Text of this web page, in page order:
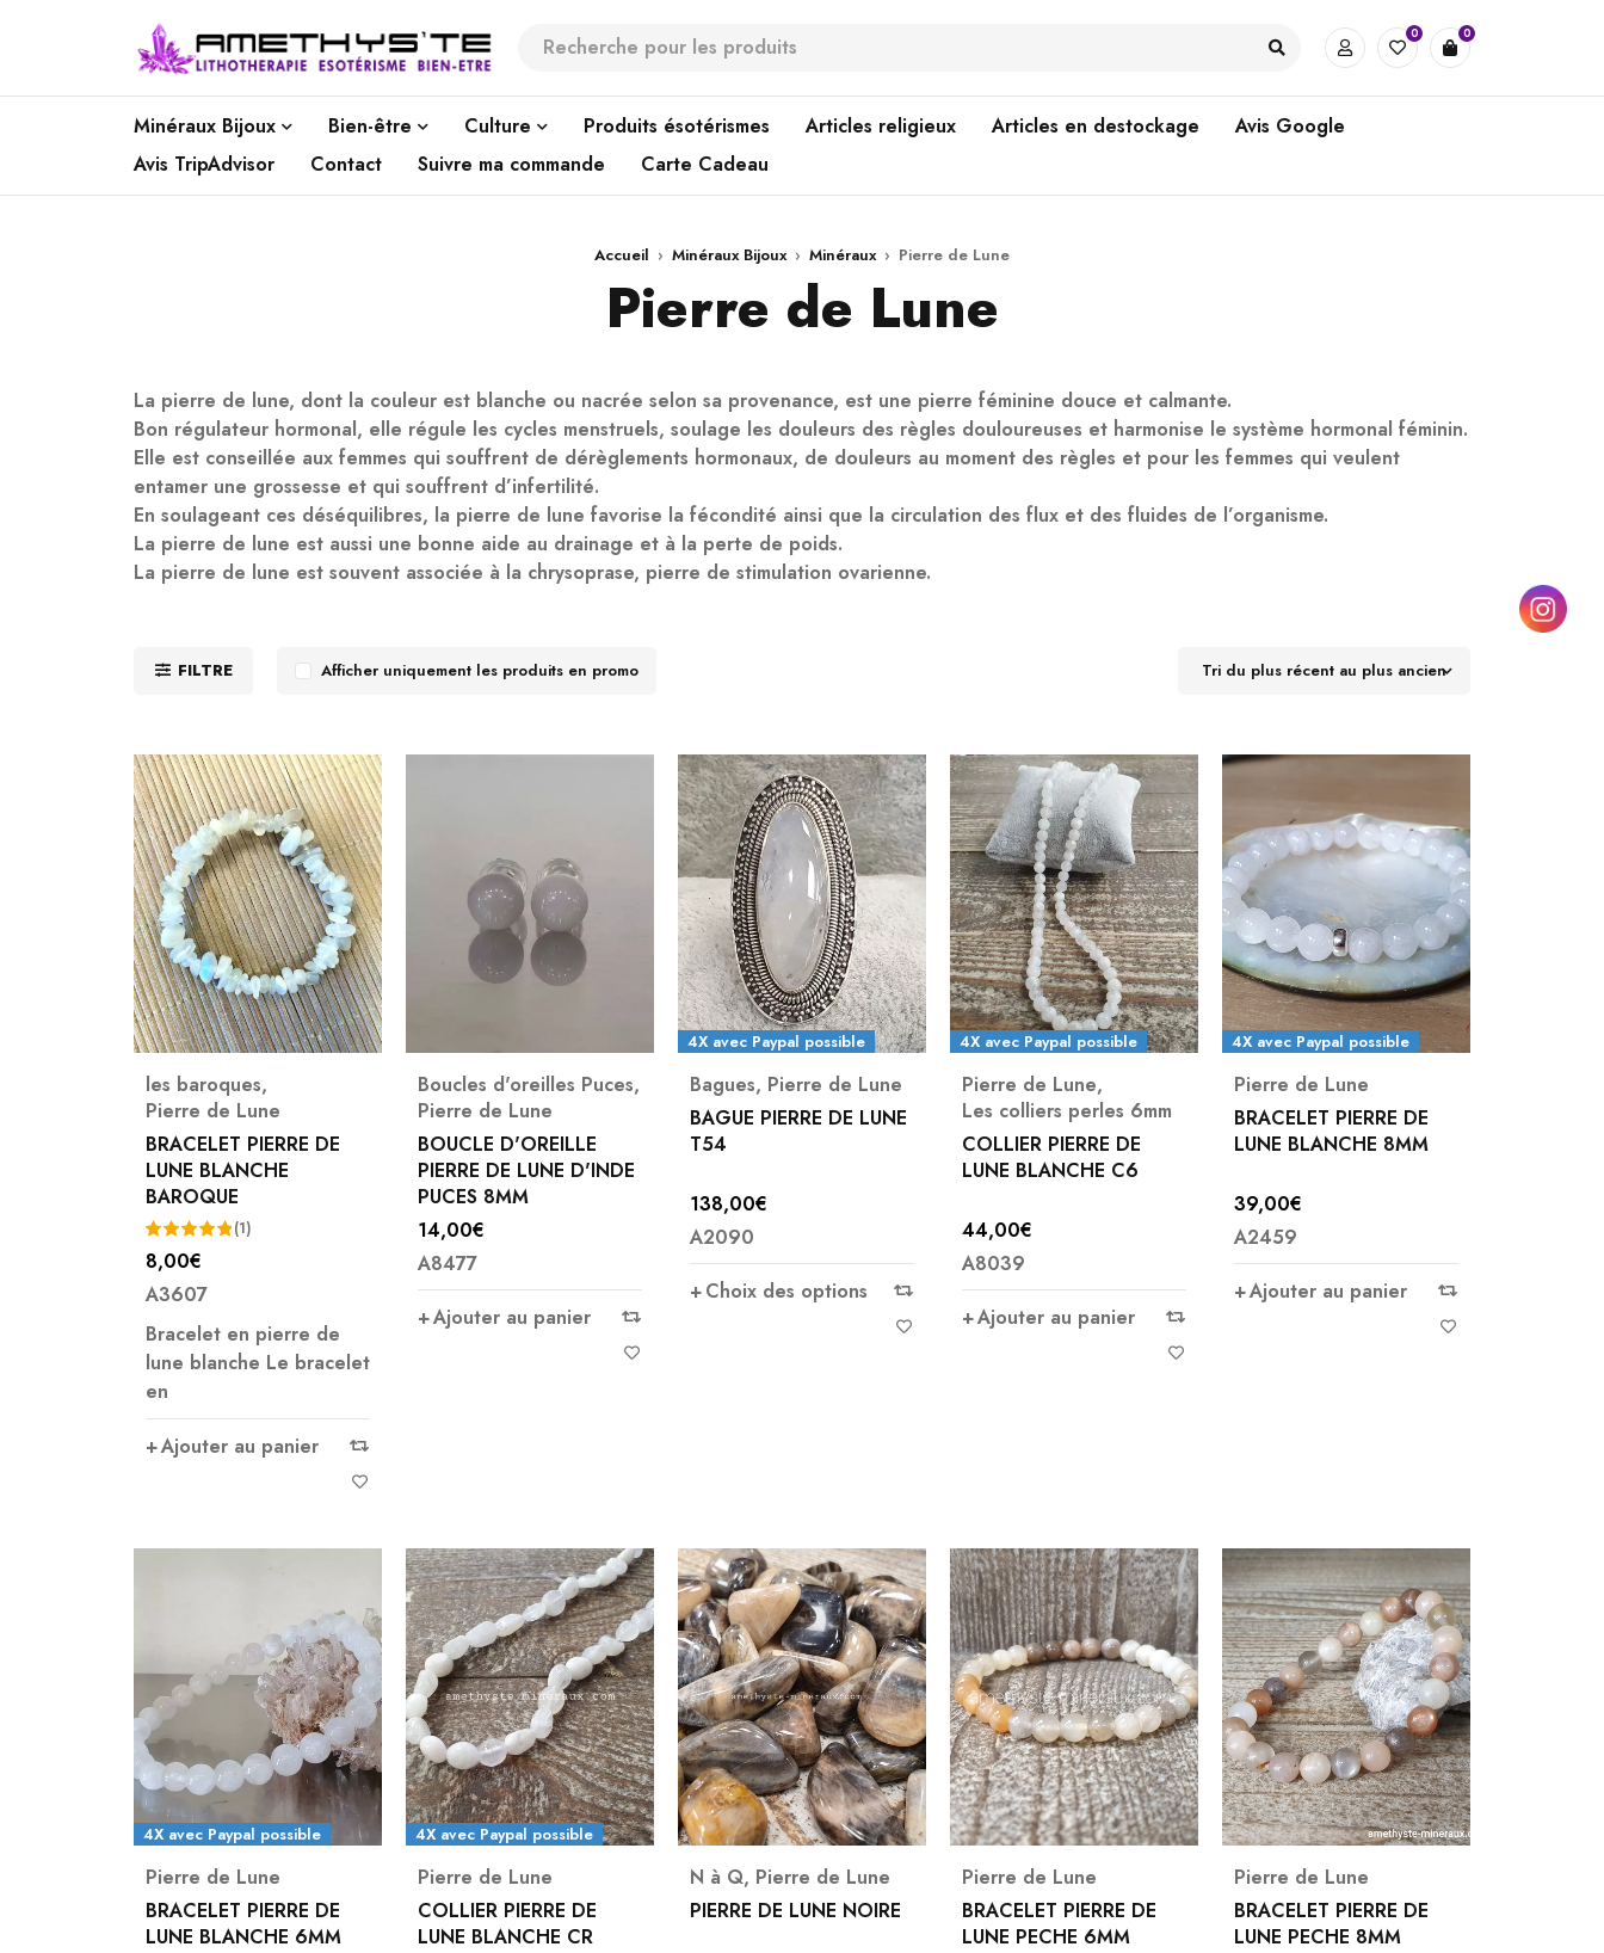
0 0
Minéraux Bijoux Bien-être Culture Produits ésotérismes Articles religieux Articles en destockage
Avis Google
Avis TripAdvisor
Contact Suivre ma commande Carte Cadeau
Accueil › Minéraux Bijoux › Minéraux › Pierre de Lune
Pierre de Lune
La pierre de lune, dont la couleur est blanche ou nacrée selon sa provenance, est une pierre féminine douce et calmante.
Bon régulateur hormonal, elle régule les cycles menstruels, soulage les douleurs des règles douloureuses et harmonise le système hormonal féminin.
Elle est conseillée aux femmes qui souffrent de dérèglements hormonaux, de douleurs au moment des règles et pour les femmes qui veulent
entamer une grossesse et qui souffrent d’infertilité.
En soulageant ces déséquilibres, la pierre de lune favorise la fécondité ainsi que la circulation des flux et des fluides de l’organisme.
La pierre de lune est aussi une bonne aide au drainage et à la perte de poids.
La pierre de lune est souvent associée à la chrysoprase, pierre de stimulation ovarienne.
FILTRE Tri du plus récent au plus ancien
Afficher uniquement les produits en promo
les baroques,
Pierre de Lune
BRACELET PIERRE DE
LUNE BLANCHE
BAROQUE
Note5.00
sur 5
(1)
8,00€
A3607
Bracelet en pierre de
lune blanche Le bracelet
en
Ajouter au panier
Boucles d'oreilles Puces,
Pierre de Lune
BOUCLE D'OREILLE
PIERRE DE LUNE D'INDE
PUCES 8MM
14,00€
A8477
Ajouter au panier
4X avec Paypal possible
Bagues, Pierre de Lune
BAGUE PIERRE DE LUNE
T54
138,00€
A2090
Choix des options
4X avec Paypal possible
Pierre de Lune,
Les colliers perles 6mm
COLLIER PIERRE DE
LUNE BLANCHE C6
44,00€
A8039
Ajouter au panier
4X avec Paypal possible
Pierre de Lune
BRACELET PIERRE DE
LUNE BLANCHE 8MM
39,00€
A2459
Ajouter au panier
4X avec Paypal possible
Pierre de Lune
BRACELET PIERRE DE
LUNE BLANCHE 6MM
4X avec Paypal possible
Pierre de Lune
COLLIER PIERRE DE
LUNE BLANCHE CR
N à Q, Pierre de Lune
PIERRE DE LUNE NOIRE
Pierre de Lune
BRACELET PIERRE DE
LUNE PECHE 6MM
Pierre de Lune
BRACELET PIERRE DE
LUNE PECHE 8MM